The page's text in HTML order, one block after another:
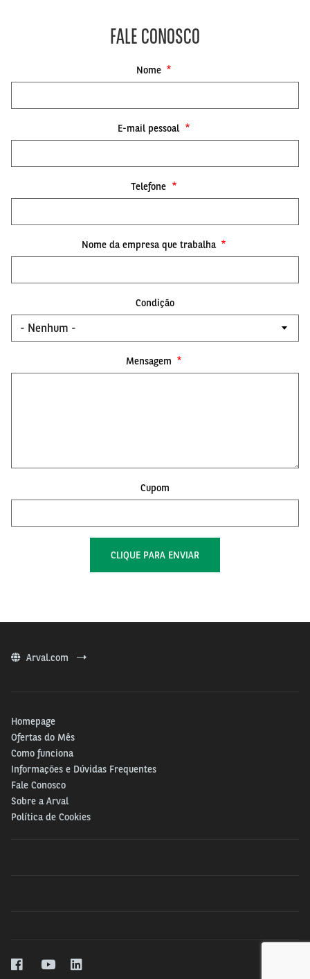
FALE CONOSCO
Nome
E-mail pessoal
Telefone
Nome da empresa que trabalha
Condição
Mensagem
Cupom
Arval.com
Homepage
Ofertas do Mês
Como funciona
Informações e Dúvidas Frequentes
Fale Conosco
Sobre a Arval
Política de Cookies